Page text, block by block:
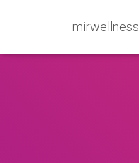
mirwellness